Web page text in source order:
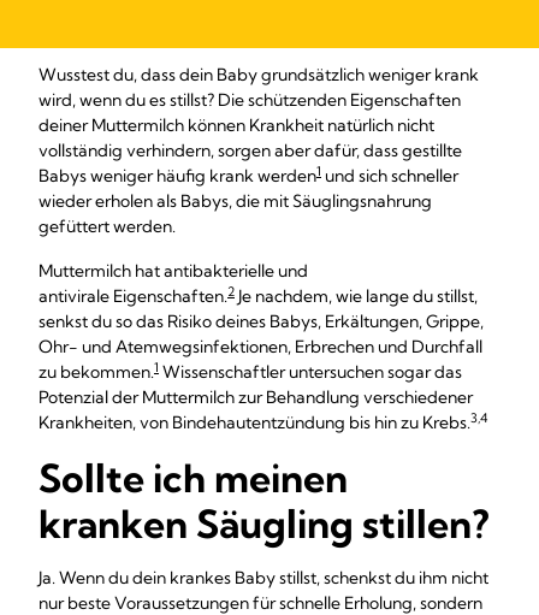
Wusstest du, dass dein Baby grundsätzlich weniger krank
wird, wenn du es stillst? Die schützenden Eigenschaften
deiner Muttermilch können Krankheit natürlich nicht
vollständig verhindern, sorgen aber dafür, dass gestillte
Babys weniger häufig krank werden1 und sich schneller
wieder erholen als Babys, die mit Säuglingsnahrung
gefüttert werden.
Muttermilch hat antibakterielle und
antivirale Eigenschaften.2 Je nachdem, wie lange du stillst,
senkst du so das Risiko deines Babys, Erkältungen, Grippe,
Ohr- und Atemwegsinfektionen, Erbrechen und Durchfall
zu bekommen.1 Wissenschaftler untersuchen sogar das
Potenzial der Muttermilch zur Behandlung verschiedener
Krankheiten, von Bindehautentzündung bis hin zu Krebs.3,4
Sollte ich meinen
kranken Säugling stillen?
Ja. Wenn du dein krankes Baby stillst, schenkst du ihm nicht
nur beste Voraussetzungen für schnelle Erholung, sondern